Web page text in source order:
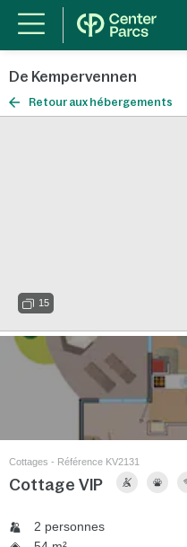
De Kempervennen
Retour aux hébergements
15
Cottages - Référence KV2131
Cottage VIP
2 personnes